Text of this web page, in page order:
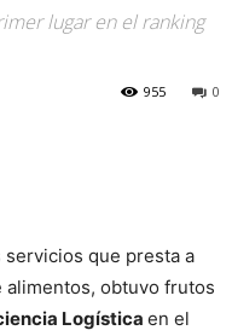
lugar en el ranking
0
955
que presta a
alimentos, obtuvo frutos
Logística en el